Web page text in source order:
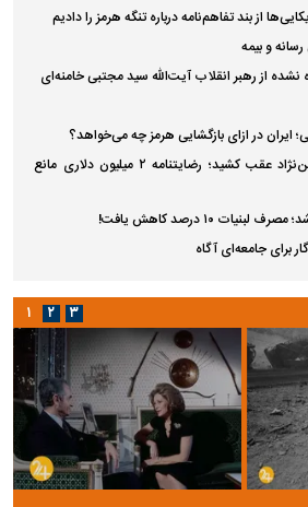
از بند تفاهم‌نامه درباره تنگه هرمز را دادیم
و بیمه
نشده از رهبر انقلاب آیت‌الله سید مجتبی خامنه‌ای
ایران در ازای بازگشایی هرمز چه می‌خواهد؟
پرسپولیس از جذب حسین‌نژاد عقب کشید؛ رضایتنامه ۲ میلیون دلاری مانع
برای جامعه‌ای آگاه
۱ ۲ ۳